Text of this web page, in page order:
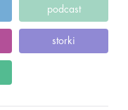
podcast
storki